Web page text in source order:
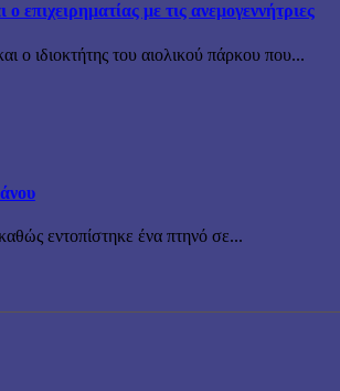
με τις ανεμογεννήτριες
ο ιδιοκτήτης του αιολικού πάρκου που...
εντοπίστηκε ένα πτηνό σε...